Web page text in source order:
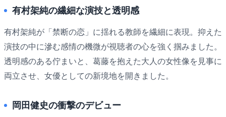
有村架純の繊細な演技と透明感
有村架純が「禁断の恋」に揺れる教師を繊細に表現。抑えた
演技の中に滲む感情の機微が視聴者の心を強く掴みました。
透明感のある佇まいと、葛藤を抱えた大人の女性像を見事に
両立させ、女優としての新境地を開きました。
岡田健史の衝撃のデビュー